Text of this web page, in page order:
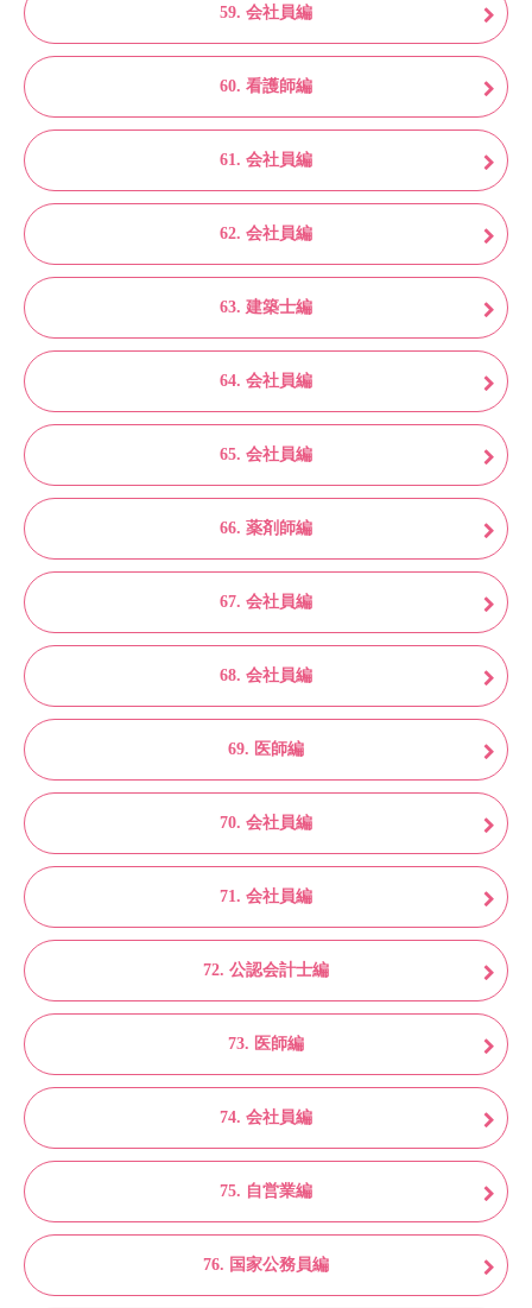
59. 会社員編
60. 看護師編
61. 会社員編
62. 会社員編
63. 建築士編
64. 会社員編
65. 会社員編
66. 薬剤師編
67. 会社員編
68. 会社員編
69. 医師編
70. 会社員編
71. 会社員編
72. 公認会計士編
73. 医師編
74. 会社員編
75. 自営業編
76. 国家公務員編